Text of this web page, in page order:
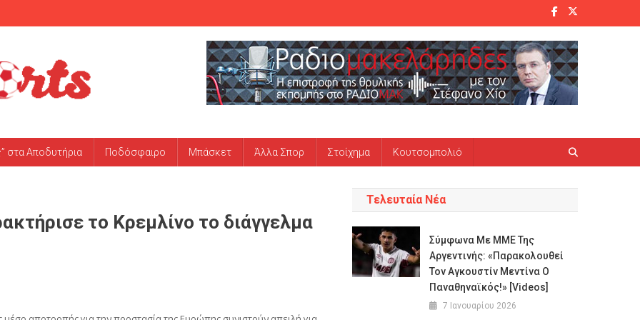
στα Αποδυτήρια Ποδόσφαιρο Μπάσκετ Άλλα Σπορ Στοίχημα Κουτσομπολιό
το Κρεμλίνο το διάγγελμα
Τελευταία Νέα
Σύμφωνα Με ΜΜΕ Της
Αργεντινής: «Παρακολουθεί
Τον Αγκουστίν Μεντίνα Ο
Παναθηναϊκός!» [Videos]
7 Ιανουαρίου 2026